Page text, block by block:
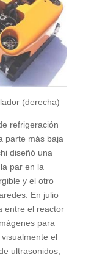
(derecha)
refrigeración
parte más baja
diseñó una
par en la
y el otro
En julio
entre el reactor
para
el
ultrasonidos,